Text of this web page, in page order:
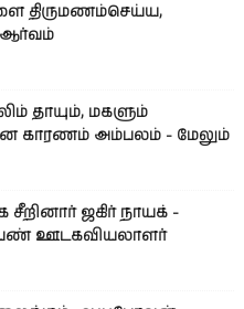
திருமணம்செய்ய,
ஆர்வம்
தாயும், மகளும்
காரணம் அம்பலம் - மேலும்
ஜகிர் நாயக் -
ஊடகவியலாளர்